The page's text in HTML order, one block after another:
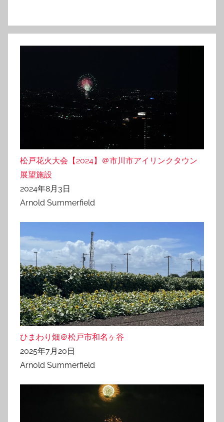
松戸花火大会【2024】＠市川市アイリンクタウン
展望施設
2024年8月3日
Arnold Summerfield
ひまわり畑＠松戸市和名ヶ谷
2025年7月20日
Arnold Summerfield